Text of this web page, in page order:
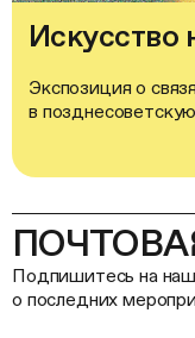
Искусство
Экспозиция о
в
Подпишитесь на
о последних